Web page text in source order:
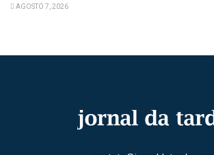
AGOSTO 7, 2026